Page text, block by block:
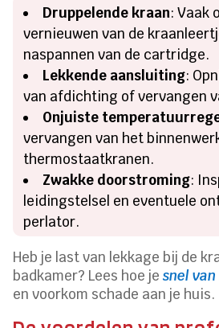
Druppelende kraan: Vaak
vernieuwen van de
naspannen van de cartridge.
Lekkende aansluiting:
van afdichting of vervangen
Onjuiste
vervangen van het
thermostaatkranen.
Zwakke doorstroming:
leidingstelsel en eventuele
perlator.
Heb je last van lekkage bij de
badkamer? Lees hoe jesnel
en voorkom schade aan je huis.